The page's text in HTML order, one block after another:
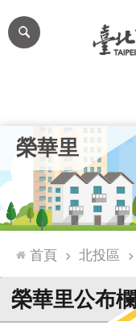
跳到主要內容區塊
網
站
台
通
臺
北
市
榮華里
首頁 北投區
榮華里公布欄